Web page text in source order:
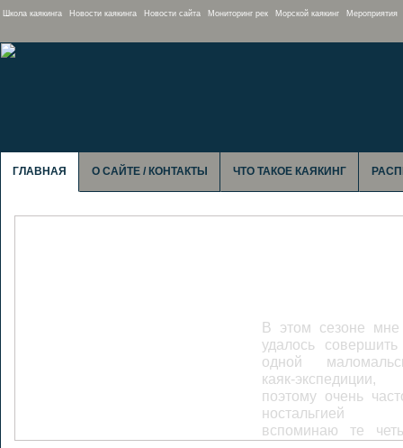
Школа каякинга Новости каякинга Новости сайта Мониторинг рек Морской каякинг Мероприятия
ГЛАВНАЯ О САЙТЕ / КОНТАКТЫ ЧТО ТАКОЕ КАЯКИНГ
В этом сезоне
удалось
одной
каяк-экспедиции,
поэтому очень
ностальгией
вспоминаю те